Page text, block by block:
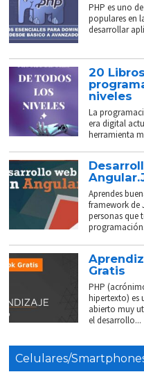
PHP es uno
populares en
desarrollar
20
niveles
La
era digital
herramienta
Aprendes
framework de
personas que
Gratis
PHP
hipertexto) es
abierto muy
el desarrollo...
Celulares/